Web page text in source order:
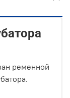
ременной